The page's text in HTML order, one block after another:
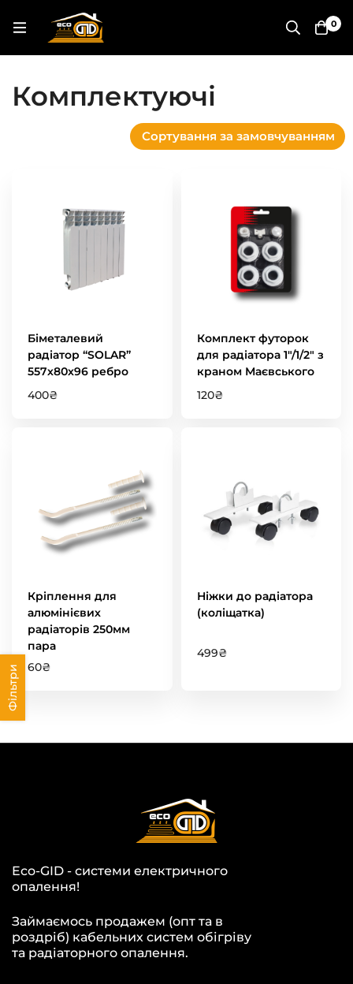
0
Фільтри
Комплектуючі
Сортування за замовчуванням
Біметалевий
радіатор “SOLAR”
557х80х96 ребро
400₴
Комплект футорок
для радіатора 1″/1/2″ з
краном Маєвського
120₴
Кріплення для
алюмінієвих
радіаторів 250мм
пара
60₴
Ніжки до радіатора
(коліщатка)
499₴
Eco-GID - системи електричного
опалення!
Займаємось продажем (опт та в
роздріб) кабельних систем обігріву
та радіаторного опалення.